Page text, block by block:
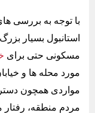
با توجه به بررسی
استانبول بسیار
مسکونی حتی برای
مورد محله ها و
مواردی همچون
مردم منطقه، رفتار